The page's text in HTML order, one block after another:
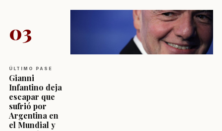
03
ÚLTIMO PASE
Gianni
Infantino deja
escapar que
sufrió por
Argentina en
el Mundial y